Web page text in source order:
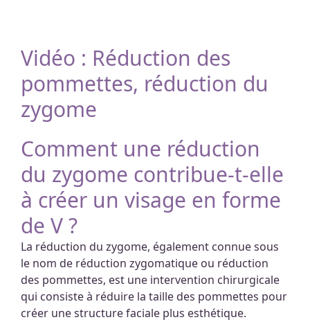
Vidéo : Réduction des
pommettes, réduction du
zygome
Comment une réduction
du zygome contribue-t-elle
à créer un visage en forme
de V ?
La réduction du zygome, également connue sous
le nom de réduction zygomatique ou réduction
des pommettes, est une intervention chirurgicale
qui consiste à réduire la taille des pommettes pour
créer une structure faciale plus esthétique.